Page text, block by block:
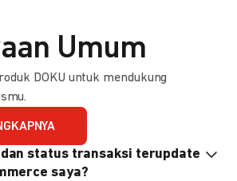
Umum
DOKU untuk mendukung
status transaksi terupdate
saya?